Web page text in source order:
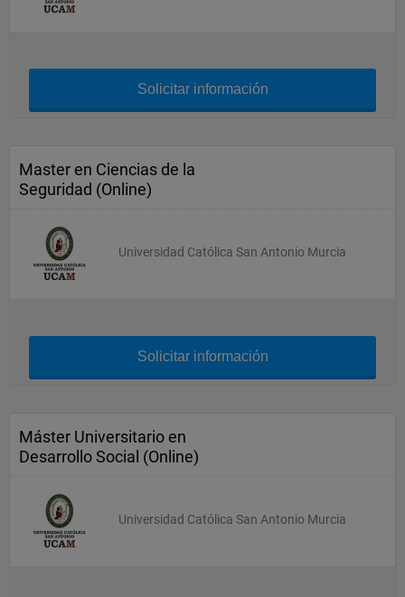
Solicitar información
Master en Ciencias de la
Seguridad (Online)
Universidad Católica San Antonio Murcia
Solicitar información
Máster Universitario en
Desarrollo Social (Online)
Universidad Católica San Antonio Murcia